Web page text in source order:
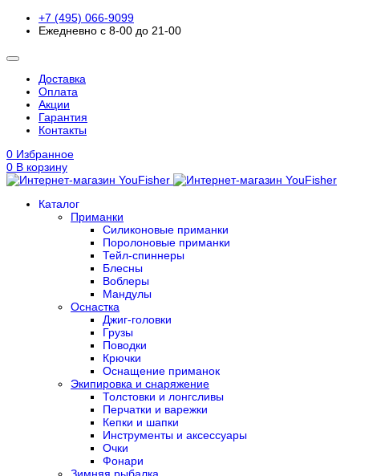
+7 (495) 066-9099
Ежедневно с 8-00 до 21-00
Доставка
Оплата
Акции
Гарантия
Контакты
0 Избранное
0 В корзину
Каталог
Приманки
Силиконовые приманки
Поролоновые приманки
Тейл-спиннеры
Блесны
Воблеры
Мандулы
Оснастка
Джиг-головки
Грузы
Поводки
Крючки
Оснащение приманок
Экипировка и снаряжение
Толстовки и лонгсливы
Перчатки и варежки
Кепки и шапки
Инструменты и аксессуары
Очки
Фонари